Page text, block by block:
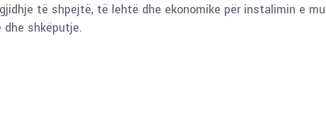
të shpejtë, të lehtë dhe ekonomike për instalimin e
shkëputje.